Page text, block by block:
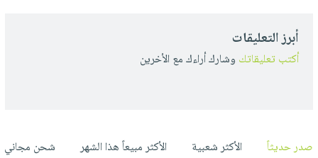
أبرز التعليقات
أكتب تعليقاتك وشارك أراءك مع الأخرين
صدر حديثاً الأكثر شعبية الأكثر مبيعاً هذا الشهر شحن مجاني